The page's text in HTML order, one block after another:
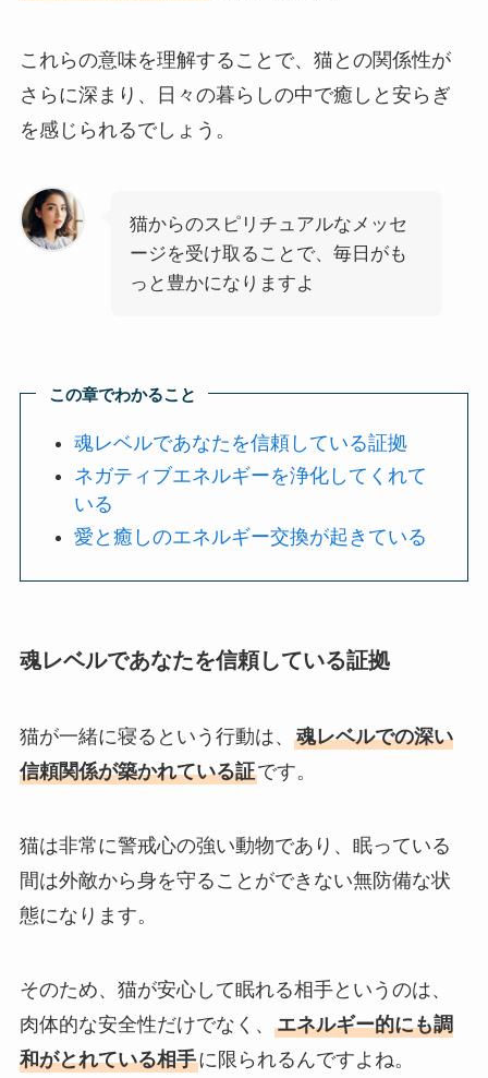
これらの意味を理解することで、猫との関係性が
さらに深まり、日々の暮らしの中で癒しと安らぎ
を感じられるでしょう。
猫からのスピリチュアルなメッセ
ージを受け取ることで、毎日がも
っと豊かになりますよ
この章でわかること
魂レベルであなたを信頼している証拠
ネガティブエネルギーを浄化してくれて
いる
愛と癒しのエネルギー交換が起きている
魂レベルであなたを信頼している証拠
猫が一緒に寝るという行動は、 魂レベルでの深い
信頼関係が築かれている証です。
猫は非常に警戒心の強い動物であり、眠っている
間は外敵から身を守ることができない無防備な状
態になります。
そのため、猫が安心して眠れる相手というのは、
肉体的な安全性だけでなく、 エネルギー的にも調
和がとれている相手に限られるんですよね。